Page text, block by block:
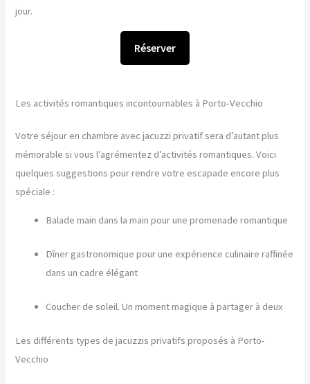
jour.
Réserver
Les activités romantiques incontournables à Porto-Vecchio
Votre séjour en chambre avec jacuzzi privatif sera d’autant plus
mémorable si vous l’agrémentez d’activités romantiques. Voici
quelques suggestions pour rendre votre escapade encore plus
spéciale :
Balade main dans la main pour une promenade romantique
Dîner gastronomique pour une expérience culinaire raffinée
dans un cadre élégant
Coucher de soleil. Un moment magique à partager à deux
Les différents types de jacuzzis privatifs proposés à Porto-
Vecchio